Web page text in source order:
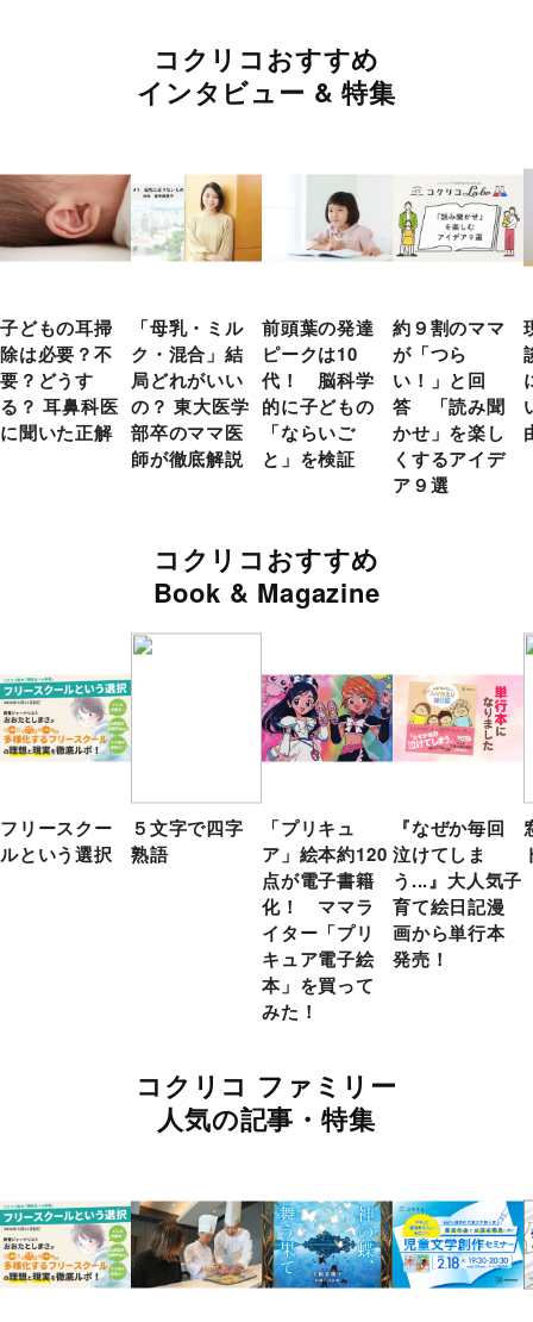
コクリコおすすめ
インタビュー & 特集
子どもの耳掃
除は必要？不
要？どうす
る？ 耳鼻科医
に聞いた正解
「母乳・ミル
ク・混合」結
局どれがいい
の？ 東大医学
部卒のママ医
師が徹底解説
前頭葉の発達
ピークは10
代！ 脳科学
的に子どもの
「ならいご
と」を検証
約９割のママ
が「つら
い！」と回
答 「読み聞
かせ」を楽し
くするアイデ
ア９選
コクリコおすすめ
Book & Magazine
フリースクー
ルという選択
５文字で四字
熟語
「プリキュ
ア」絵本約120
点が電子書籍
化！ ママラ
イター「プリ
キュア電子絵
本」を買って
みた！
『なぜか毎回
泣けてしま
う...』大人気子
育て絵日記漫
画から単行本
発売！
コクリコ ファミリー
人気の記事・特集